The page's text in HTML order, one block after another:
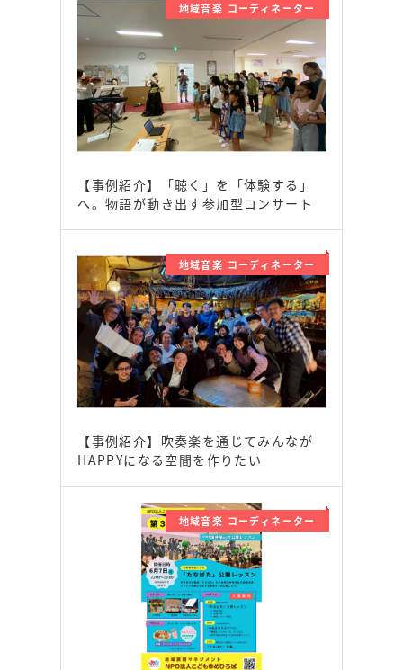
地域音楽 コーディネーター
【事例紹介】「聴く」を「体験する」
へ。物語が動き出す参加型コンサート
地域音楽 コーディネーター
【事例紹介】吹奏楽を通じてみんなが
HAPPYになる空間を作りたい
地域音楽 コーディネーター